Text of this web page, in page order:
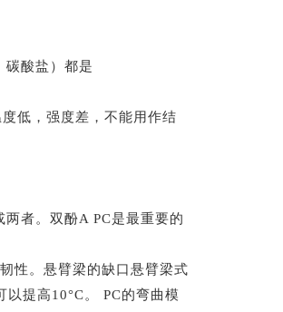
碳酸盐）都是
低，强度差，不能用作结
者。双酚A PC是最重要的
性。悬臂梁的缺口悬臂梁式
提高10°C。 PC的弯曲模